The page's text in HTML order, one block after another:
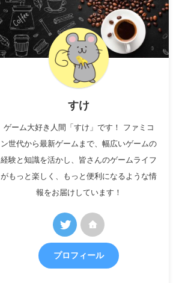
すけ
ゲーム大好き人間「すけ」です！ ファミコ
ン世代から最新ゲームまで、幅広いゲームの
経験と知識を活かし、皆さんのゲームライフ
がもっと楽しく、もっと便利になるような情
報をお届けしています！
プロフィール